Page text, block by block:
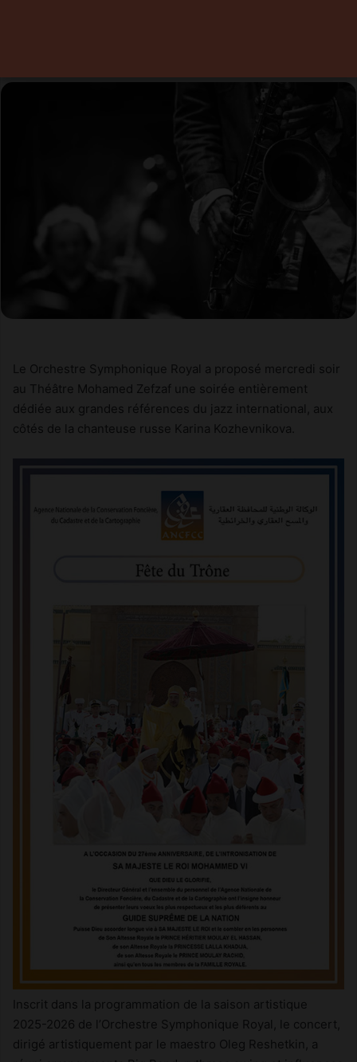
Le Orchestre Symphonique Royal a proposé mercredi soir
au Théâtre Mohamed Zefzaf une soirée entièrement
dédiée aux grandes références du jazz international, aux
côtés de la chanteuse russe Karina Kozhevnikova.
Inscrit dans la programmation de la saison artistique
2025-2026 de l’Orchestre Symphonique Royal, le concert,
dirigé artistiquement par le maestro Oleg Reshetkin, a